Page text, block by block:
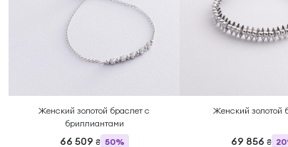
Женский золотой браслет с
бриллиантами
66 509 ₴ 50%
Женский золотой
69 856 ₴